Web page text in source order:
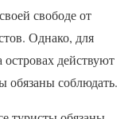
свободе от
Однако, для
островах действуют
обязаны соблюдать.